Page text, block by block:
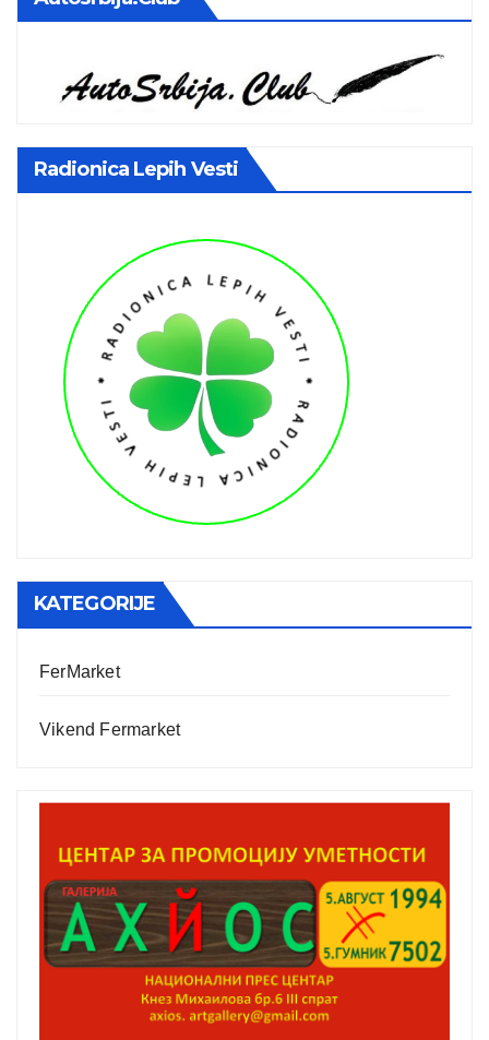
Radionica Lepih Vesti
KATEGORIJE
FerMarket
Vikend Fermarket